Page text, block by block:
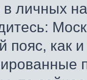
личных
пояс, как